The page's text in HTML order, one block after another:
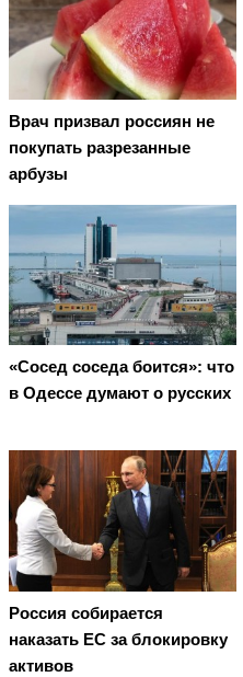
Врач призвал россиян не
покупать разрезанные
арбузы
«Сосед соседа боится»: что
в Одессе думают о русских
Россия собирается
наказать EC за блокировку
активов